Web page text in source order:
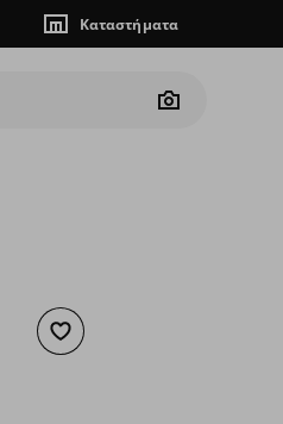
Καταστήματα
Camera
Προσθήκη στα αγαπημένα